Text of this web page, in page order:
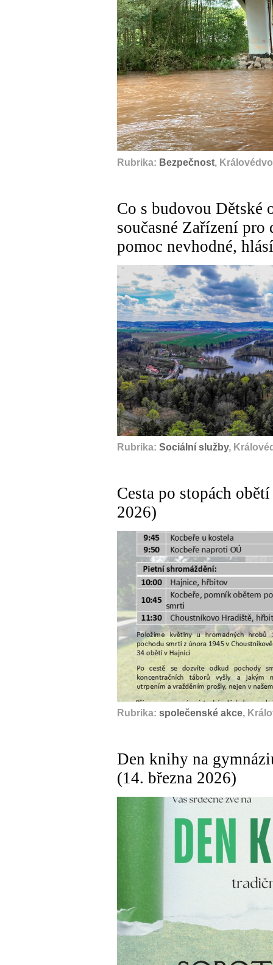
Rubrika: Bezpečnost,
Co s budovou Dětské
současné Zařízení
pomoc nevhodné,
Rubrika: Sociální služby,
Cesta po stopách
2026)
Rubrika: společenské akce,
Den knihy na
(14. března 2026)